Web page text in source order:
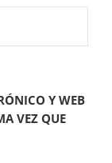
Y WEB
VEZ QUE